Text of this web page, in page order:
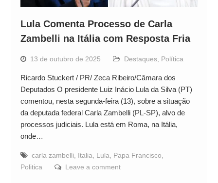
Lula Comenta Processo de Carla
Zambelli na Itália com Resposta Fria
13 de outubro de 2025 Destaques, Política
Ricardo Stuckert / PR/ Zeca Ribeiro/Câmara dos
Deputados O presidente Luiz Inácio Lula da Silva (PT)
comentou, nesta segunda-feira (13), sobre a situação
da deputada federal Carla Zambelli (PL-SP), alvo de
processos judiciais. Lula está em Roma, na Itália,
onde…
carla zambelli Italia Lula Papa Francisco
Politica
Leave a comment